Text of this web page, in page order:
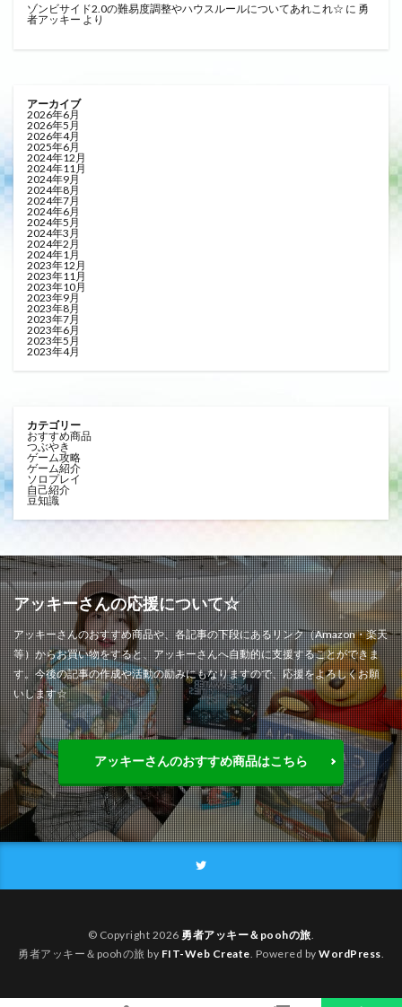
ゾンビサイド2.0の難易度調整やハウスルールについてあれこれ☆ に 勇
者アッキー より
アーカイブ
2026年6月
2026年5月
2026年4月
2025年6月
2024年12月
2024年11月
2024年9月
2024年8月
2024年7月
2024年6月
2024年5月
2024年3月
2024年2月
2024年1月
2023年12月
2023年11月
2023年10月
2023年9月
2023年8月
2023年7月
2023年6月
2023年5月
2023年4月
カテゴリー
おすすめ商品
つぶやき
ゲーム攻略
ゲーム紹介
ソロプレイ
自己紹介
豆知識
アッキーさんの応援について☆
アッキーさんのおすすめ商品や、各記事の下段にあるリンク（Amazon・楽天
等）からお買い物をすると、アッキーさんへ自動的に支援することができま
す。今後の記事の作成や活動の励みにもなりますので、応援をよろしくお願
いします☆
アッキーさんのおすすめ商品はこちら
© Copyright 2026 勇者アッキー＆poohの旅
勇者アッキー＆poohの旅 by FIT-Web Create . Powered by WordPress